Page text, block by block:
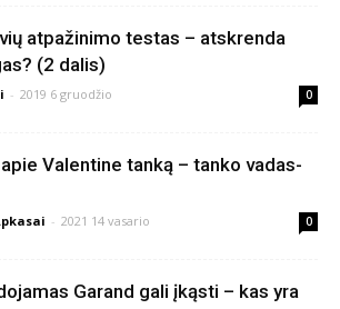
atpažinimo testas – atskrenda
(2 dalis)
- 2019 6 gruodžio 0
Valentine tanką – tanko vadas-
- 2021 14 vasario 0
Garand gali įkąsti – kas yra